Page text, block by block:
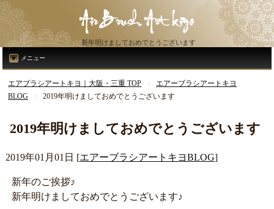
新年明けましておめでとうございます
メニュー
エアブラシアートキヨ｜大阪・三重 TOP
エアーブラシアートキヨ
BLOG
2019年明けましておめでとうございます
2019年明けましておめでとうございます
2019年01月01日 [エアーブラシアートキヨBLOG]
新年のご挨拶♪
新年明けましておめでとうございます♪